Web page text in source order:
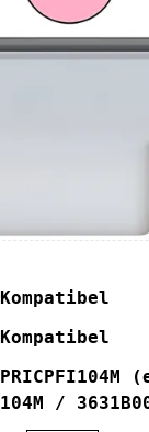
Kompatibel
Kompatibel
PRICPFI104M
104M /